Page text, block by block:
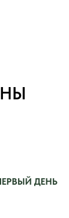
ДЕНЬ